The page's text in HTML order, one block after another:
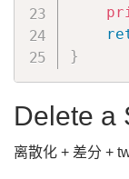
}
Delete a
离散化 + 差分 +